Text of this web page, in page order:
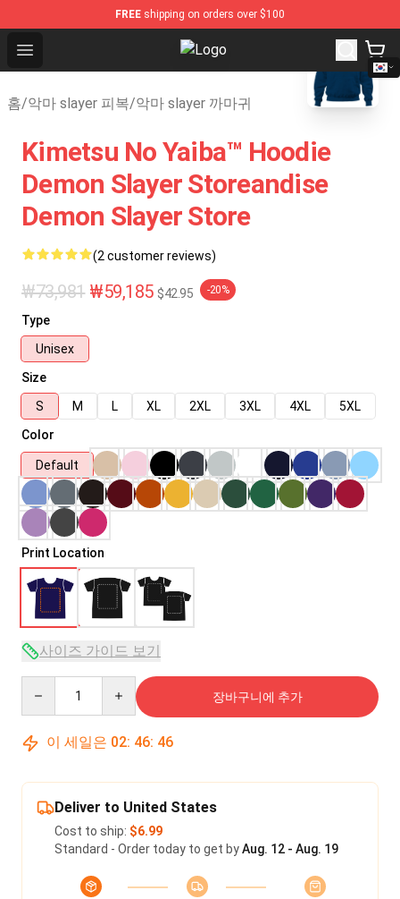
FREE shipping on orders over $100
Open menu Kimetsu no Yaiba Store - Official
홈/악마 slayer 피복/악마 slayer 까마귀
blank template
Kimetsu No Yaiba™ Hoodie
Demon Slayer Storeandise
Demon Slayer Store
(2 customer reviews)
₩73,981 ₩59,185 $42.95 -20%
Type
Unisex
Size
S
M L XL 2XL 3XL 4XL
5XL
Color
Default
Print Location
사이즈 가이드 보기
장바구니에 추가
이 세일은 02: 46: 45
Deliver to United States
Cost to ship: $6.99
Standard - Order today to get byAug. 12 - Aug. 19